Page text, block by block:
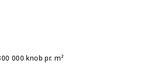
000 knob pr. m²